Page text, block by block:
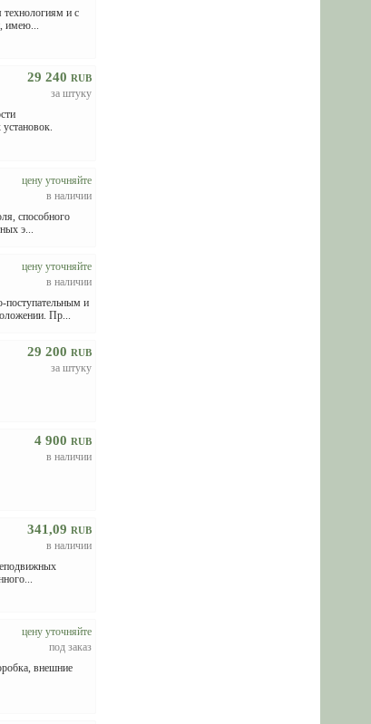
технологиям и с
имею...
29 240 RUB
за штуку
цену уточняйте
в наличии
способного
э...
цену уточняйте
в наличии
и
Пр...
29 200 RUB
за штуку
4 900 RUB
в наличии
341,09 RUB
в наличии
цену уточняйте
под заказ
внешние